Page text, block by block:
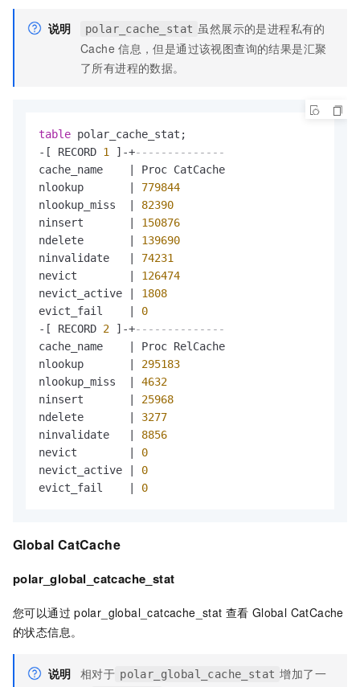
说明 polar_cache_stat 虽然展示的是进程私有的
Cache 信息，但是通过该视图查询的结果是汇聚
了所有进程的数据。
table
- [ RECORD 1 ] -+--------------
cache_name
Proc CatCache
nlookup
779844
nlookup_miss
82390
ninsert
150876
ndelete
139690
ninvalidate
74231
nevict
126474
nevict_active
1808
evict_fail
0
- [ RECORD 2 ] -+--------------
cache_name
Proc RelCache
nlookup
295183
nlookup_miss
4632
ninsert
25968
ndelete
3277
ninvalidate
8856
nevict
0
nevict_active
0
evict_fail
0
Global CatCache
polar_global_catcache_stat
您可以通过 polar_global_catcache_stat 查看 Global CatCache
的状态信息。
说明 相对于 polar_global_cache_stat 增加了一